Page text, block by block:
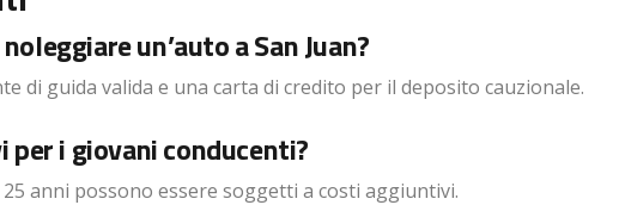
un’auto a San Juan?
di guida valida e una carta di credito per il deposito cauzionale.
i giovani conducenti?
anni possono essere soggetti a costi aggiuntivi.